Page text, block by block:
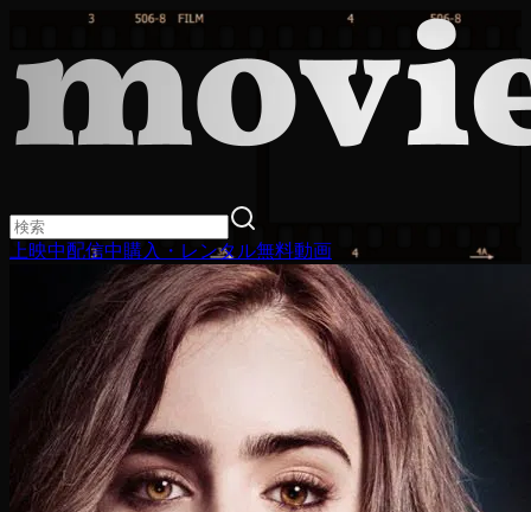
上映中配信中購入・レンタル無料動画